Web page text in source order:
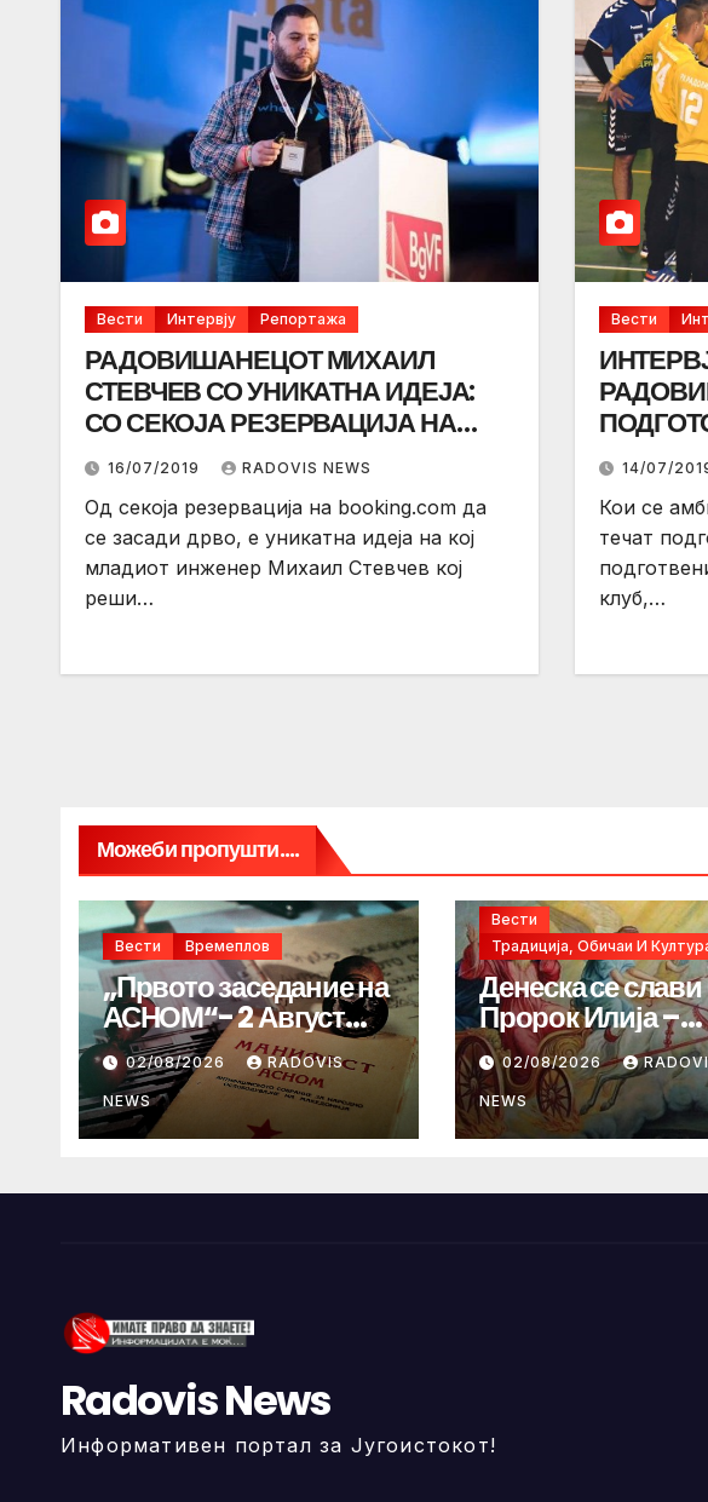
Вести Интервју Репортажа
РАДОВИШАНЕЦОТ МИХАИЛ
СТЕВЧЕВ СО УНИКАТНА ИДЕЈА:
СО СЕКОЈА РЕЗЕРВАЦИЈА НА
BOOKING.COM ПРЕКУ TREEBANKS,
САДИТЕ ЕДНО ДРВО ВО
МАКЕДОНИЈА!
16/07/2019 RADOVIS NEWS
Од секоја резервација на booking.com да
се засади дрво, е уникатна идеја на кој
младиот инженер Михаил Стевчев кој
реши…
Вести
14/07/
Кои се
течат
клуб,…
Можеби пропушти....
Вести Времеплов
„Првото заседание на
АСНОМ“- 2 Август
1944 год.
02/08/2026 RADOVIS
NEWS
Вести
Традиција, Обичаи И
Денеска се
Пророк Илија –
„ИЛИНДЕН“
02/08/2026
NEWS
Radovis News
Информативен портал за Југоистокот!